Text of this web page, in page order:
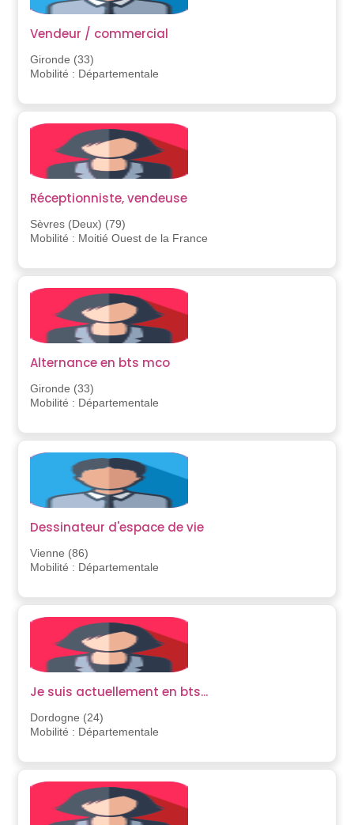
Vendeur / commercial
Gironde (33)
Mobilité : Départementale
Réceptionniste, vendeuse
Sèvres (Deux) (79)
Mobilité : Moitié Ouest de la France
Alternance en bts mco
Gironde (33)
Mobilité : Départementale
Dessinateur d'espace de vie
Vienne (86)
Mobilité : Départementale
Je suis actuellement en bts...
Dordogne (24)
Mobilité : Départementale